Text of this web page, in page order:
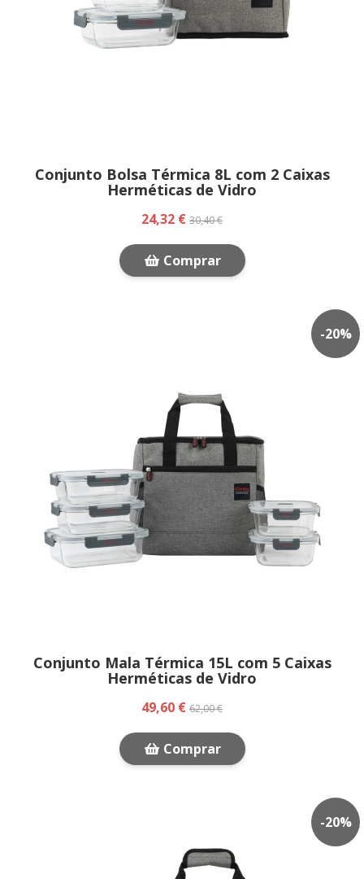
Conjunto Bolsa Térmica 8L com 2 Caixas
Herméticas de Vidro
24,32 € 30,40 €
Comprar
-20%
Conjunto Mala Térmica 15L com 5 Caixas
Herméticas de Vidro
49,60 € 62,00 €
Comprar
-20%